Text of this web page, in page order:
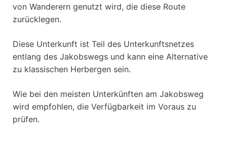
von Wanderern genutzt wird, die diese Route
zurücklegen.
Diese Unterkunft ist Teil des Unterkunftsnetzes
entlang des Jakobswegs und kann eine Alternative
zu klassischen Herbergen sein.
Wie bei den meisten Unterkünften am Jakobsweg
wird empfohlen, die Verfügbarkeit im Voraus zu
prüfen.